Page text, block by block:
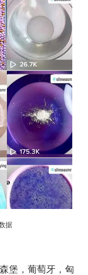
据
堡，葡萄牙，匈